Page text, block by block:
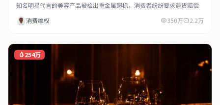
知名明星代言的美容产品被检出重金属超标，消费者纷纷要求退货赔偿
消费维权
350万 2.2万
254万